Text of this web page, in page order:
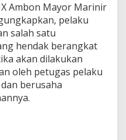
Ambon Mayor Marinir
pelaku
salah satu
hendak berangkat
akan dilakukan
oleh petugas pelaku
berusaha